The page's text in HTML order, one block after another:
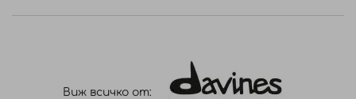
Виж всичко от: